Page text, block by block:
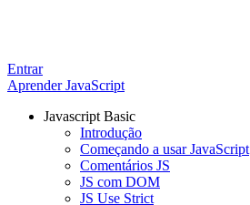
Entrar
Aprender JavaScript
Javascript Basic
Introdução
Começando a usar JavaScript
Comentários JS
JS com DOM
JS Use Strict